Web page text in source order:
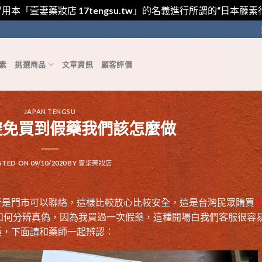
本「壹妻藥妝店 17tengsu.tw」的名義進行所謂的“日本藤
挑選商品 文章資訊 顧客評價
JAPAN TENGSU
買到假藥我們該怎麼做
ON09/10/2020BY壹柒藥妝店
門市可以聯絡，這樣比較放心比較安全，這是台灣民眾購買
分辨真偽，因為我買過一次假藥，這種開場白我們客服很容
下面請和藥師一起辨認：